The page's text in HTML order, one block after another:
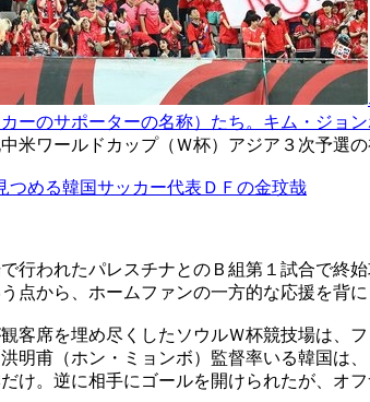
ーのサポーターの名称）たち。キム・ジョ
米ワールドカップ（Ｗ杯）アジア３次予選
つめる韓国サッカー代表ＤＦの金玟哉
行われたパレスチナとのＢ組第１試合で終
点から、ホームファンの一方的な応援を背
客席を埋め尽くしたソウルＷ杯競技場は、
明甫（ホン・ミョンボ）監督率いる韓国は
け。逆に相手にゴールを開けられたが、オ